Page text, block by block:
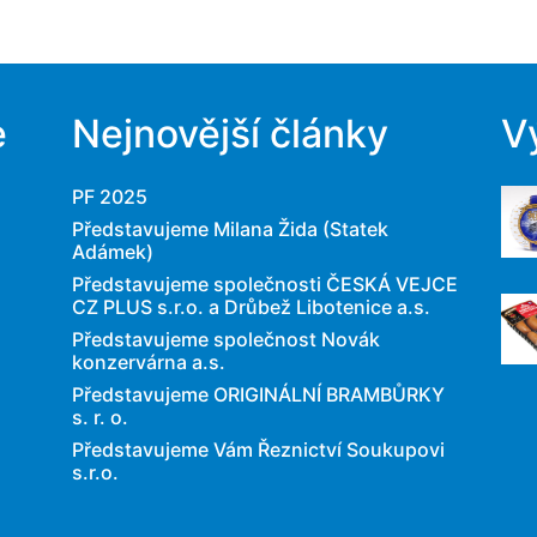
Nejnovější články
PF 2025
Představujeme Milana Žida (Statek
Adámek)
Představujeme společnosti ČESKÁ VEJCE
CZ PLUS s.r.o. a Drůbež Libotenice a.s.
Představujeme společnost Novák
konzervárna a.s.
Představujeme ORIGINÁLNÍ BRAMBŮRKY
s. r. o.
Představujeme Vám Řeznictví Soukupovi
s.r.o.